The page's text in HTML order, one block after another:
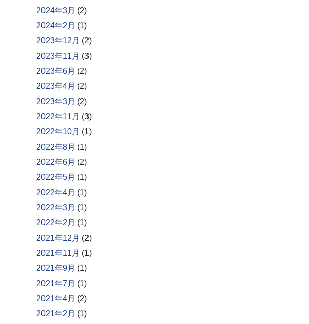
2024年3月 (2)
2024年2月 (1)
2023年12月 (2)
2023年11月 (3)
2023年6月 (2)
2023年4月 (2)
2023年3月 (2)
2022年11月 (3)
2022年10月 (1)
2022年8月 (1)
2022年6月 (2)
2022年5月 (1)
2022年4月 (1)
2022年3月 (1)
2022年2月 (1)
2021年12月 (2)
2021年11月 (1)
2021年9月 (1)
2021年7月 (1)
2021年4月 (2)
2021年2月 (1)